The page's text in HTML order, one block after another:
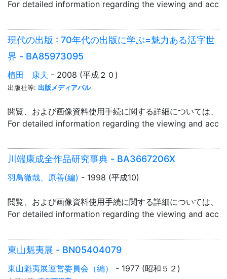
For detailed information regarding the viewing and
現代の出版 : 70年代の出版に学ぶ=魅力ある活字世
界 - BA85973095
植田 康夫 - 2008 (平成２０)
出版社等: 出版メディアパル
閲覧、および画像資料使用手続に関する詳細については、「
For detailed information regarding the viewing and
川端康成全作品研究事典 - BA3667206X
羽鳥徹哉、原善(編) - 1998 (平成10)
閲覧、および画像資料使用手続に関する詳細については、「
For detailed information regarding the viewing and
東山魁夷展 - BN05404079
東山魁夷展運営委員会（編） - 1977 (昭和５２)